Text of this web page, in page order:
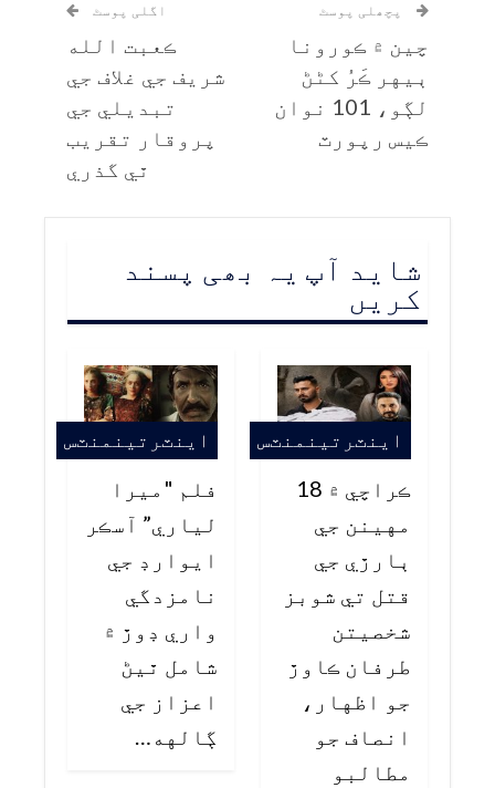
پچھلی پوسٹ
چين ۾ ڪورونا
ٻيهر ڪَرُ کڻڻ
لڳو، 101 نوان
ڪيس رپورٽ
اگلی پوسٹ
ڪعبت الله
شريف جي غلاف جي
تبديلي جي
پروقار تقريب
ٿي گذري
شاید آپ یہ بھی پسند
کریں
اينٽرتينمنٽس
ڪراچي ۾ 18
مهينن جي
ٻارڙي جي
قتل تي شوبز
شخصيتن
طرفان ڪاوڙ
جو اظهار،
انصاف جو
مطالبو
اينٽرتينمنٽس
فلم "ميرا
لياري” آسڪر
ايوارڊ جي
نامزدگي
واري ڊوڙ ۾
شامل ٿيڻ
اعزاز جي
ڳالهه…